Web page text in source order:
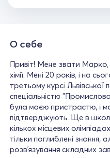
О себе
Привіт! Мене звати Марко,
хімії. Мені 20 років, і на
третьому курсі Львівської
спеціальністю
була моєю пристрастю, і
підтверджують. Ще в
кількох місцевих
тільки поглиблені знання,
розв’язування складних